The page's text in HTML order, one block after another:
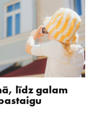
līdz galam